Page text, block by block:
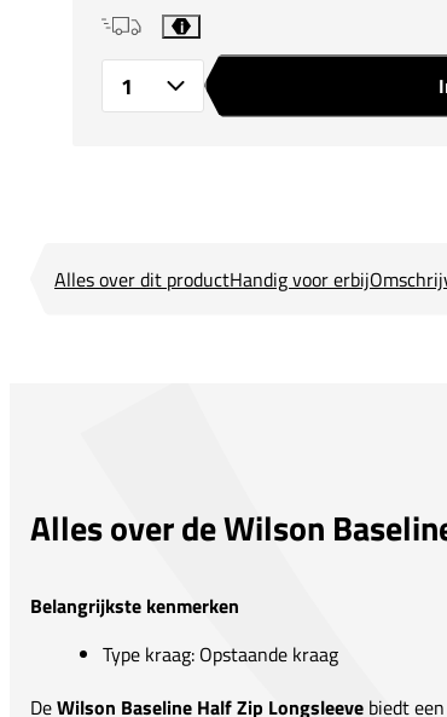
i
Alles over dit productHandig voor erbij
Alles over de Wilson
Belangrijkste kenmerken
Type kraag: Opstaande kraag
DeWilson Baseline Half Zip Longsleeve biedt